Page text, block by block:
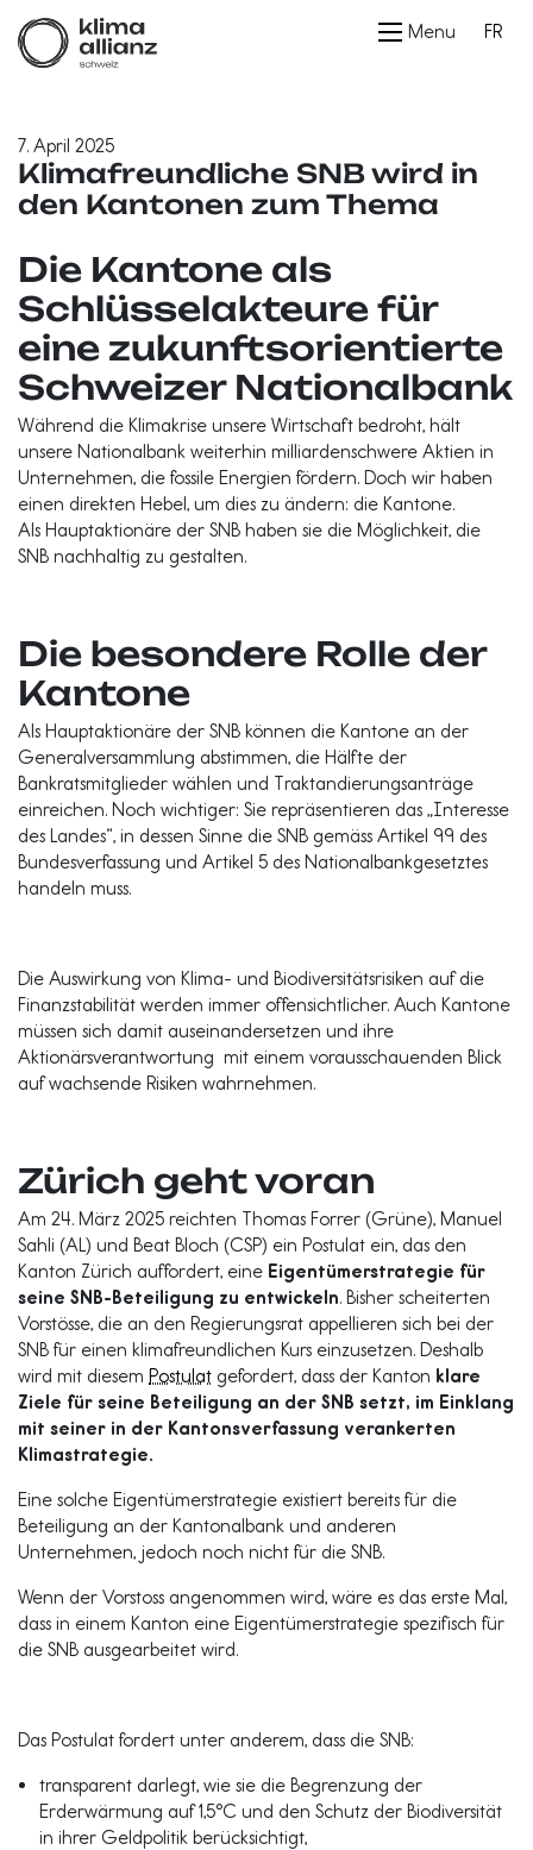
Menu FR
7. April 2025
Klimafreundliche SNB wird in
den Kantonen zum Thema
Die Kantone als
Schlüsselakteure für
eine zukunftsorientierte
Schweizer Nationalbank
Während die Klimakrise unsere Wirtschaft bedroht, hält
unsere Nationalbank weiterhin milliardenschwere Aktien in
Unternehmen, die fossile Energien fördern. Doch wir haben
einen direkten Hebel, um dies zu ändern: die Kantone.
Als Hauptaktionäre der SNB haben sie die Möglichkeit, die
SNB nachhaltig zu gestalten.
Die besondere Rolle der
Kantone
Als Hauptaktionäre der SNB können die Kantone an der
Generalversammlung abstimmen, die Hälfte der
Bankratsmitglieder wählen und Traktandierungsanträge
einreichen. Noch wichtiger: Sie repräsentieren das „Interesse
des Landes“, in dessen Sinne die SNB gemäss Artikel 99 des
Bundesverfassung und Artikel 5 des Nationalbankgesetztes
handeln muss.
Die Auswirkung von Klima- und Biodiversitätsrisiken auf die
Finanzstabilität werden immer offensichtlicher. Auch Kantone
müssen sich damit auseinandersetzen und ihre
Aktionärsverantwortung mit einem vorausschauenden Blick
auf wachsende Risiken wahrnehmen.
Zürich geht voran
Am 24. März 2025 reichten Thomas Forrer (Grüne), Manuel
Sahli (AL) und Beat Bloch (CSP) ein Postulat ein, das den
Kanton Zürich auffordert, eine Eigentümerstrategie für
seine SNB-Beteiligung zu entwickeln. Bisher scheiterten
Vorstösse, die an den Regierungsrat appellieren sich bei der
SNB für einen klimafreundlichen Kurs einzusetzen. Deshalb
wird mit diesem Postulat gefordert, dass der Kanton klare
Ziele für seine Beteiligung an der SNB setzt, im Einklang
mit seiner in der Kantonsverfassung verankerten
Klimastrategie.
Eine solche Eigentümerstrategie existiert bereits für die
Beteiligung an der Kantonalbank und anderen
Unternehmen, jedoch noch nicht für die SNB.
Wenn der Vorstoss angenommen wird, wäre es das erste Mal,
dass in einem Kanton eine Eigentümerstrategie spezifisch für
die SNB ausgearbeitet wird.
Das Postulat fordert unter anderem, dass die SNB:
transparent darlegt, wie sie die Begrenzung der
Erderwärmung auf 1,5°C und den Schutz der Biodiversität
in ihrer Geldpolitik berücksichtigt,